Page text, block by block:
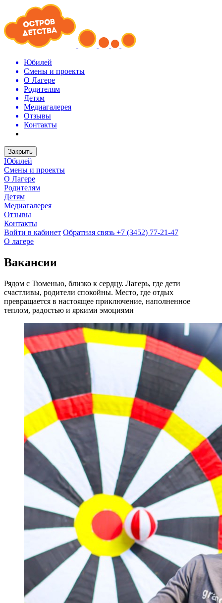
Юбилей
Смены и проекты
О Лагере
Родителям
Детям
Медиагалерея
Отзывы
Контакты
Закрыть
Юбилей
Смены и проекты
О Лагере
Родителям
Детям
Медиагалерея
Отзывы
Контакты
Войти в кабинет Обратная связь +7 (3452) 77-21-47
О лагере
Вакансии
Рядом с Тюменью, близко к сердцу. Лагерь, где дети
счастливы, родители спокойны. Место, где отдых
превращается в настоящее приключение, наполненное
теплом, радостью и яркими эмоциями